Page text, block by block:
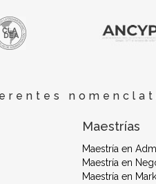
Maestrías
Maestría en
Maestría en
Maestría en